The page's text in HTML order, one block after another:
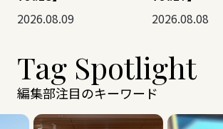
2026.08.09 2026.08.08
Tag Spotlight
編集部注目のキーワード